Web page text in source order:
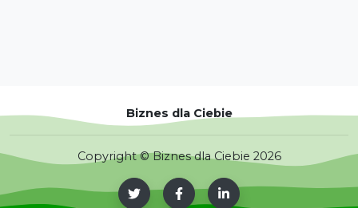
Biznes dla Ciebie
Copyright © Biznes dla Ciebie 2026